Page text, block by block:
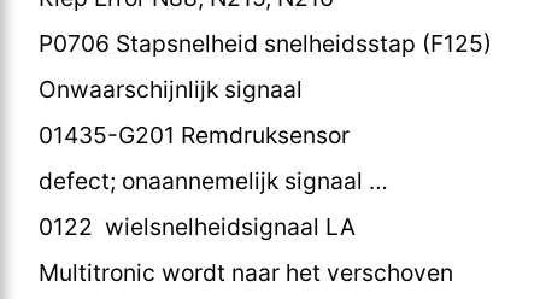
P0706 Stapsnelheid snelheidsstap (F125)
Onwaarschijnlijk signaal
01435-G201 Remdruksensor
defect; onaannemelijk signaal …
0122 wielsnelheidsignaal LA
Multitronic wordt naar het verschoven